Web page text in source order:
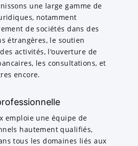
une large gamme de
notamment
de sociétés dans des
étrangères, le soutien
activités, l'ouverture de
les consultations, et
encore.
emploie une équipe de
hautement qualifiés,
tous les domaines liés aux